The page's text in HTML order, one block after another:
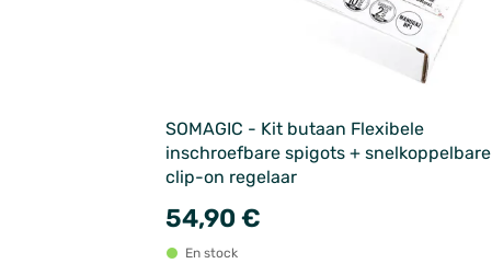
SOMAGIC - Kit butaan Flexibele
inschroefbare spigots + snelkoppelbare
clip-on regelaar
54,90 €
En stock